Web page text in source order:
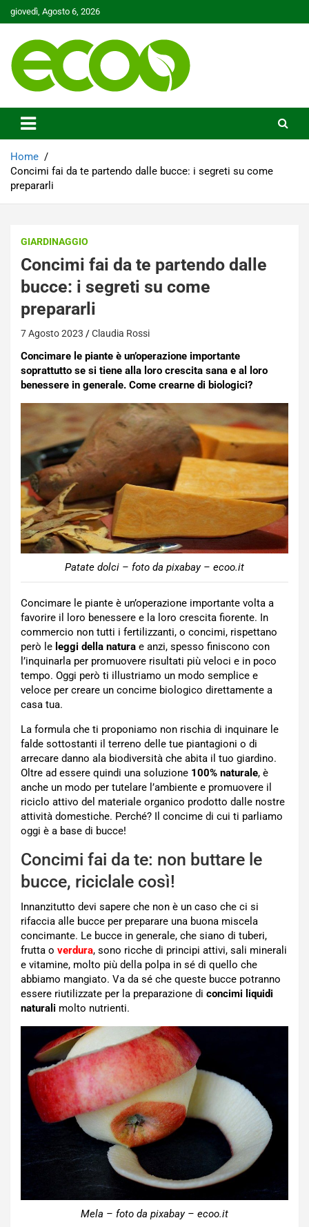
Skip
to
giovedì, Agosto 6, 2026
Ecoo.it
Home
Concimi fai da te partendo dalle bucce: i segreti su come
prepararli
GIARDINAGGIO
Concimi fai da te partendo dalle
bucce: i segreti su come
prepararli
7 Agosto 2023 Claudia Rossi
Concimare le piante è un’operazione importante
soprattutto se si tiene alla loro crescita sana e al loro
benessere in generale. Come crearne di biologici?
Patate dolci – foto da pixabay – ecoo.it
Concimare le piante è un’operazione importante volta a
favorire il loro benessere e la loro crescita fiorente. In
commercio non tutti i fertilizzanti, o concimi, rispettano
però le leggi della natura e anzi, spesso finiscono con
l’inquinarla per promuovere risultati più veloci e in poco
tempo. Oggi però ti illustriamo un modo semplice e
veloce per creare un concime biologico direttamente a
casa tua.
La formula che ti proponiamo non rischia di inquinare le
falde sottostanti il terreno delle tue piantagioni o di
arrecare danno ala biodiversità che abita il tuo giardino.
Oltre ad essere quindi una soluzione 100% naturale, è
anche un modo per tutelare l’ambiente e promuovere il
riciclo attivo del materiale organico prodotto dalle nostre
attività domestiche. Perché? Il concime di cui ti parliamo
oggi è a base di bucce!
Concimi fai da te: non buttare le
bucce, riciclale così!
Innanzitutto devi sapere che non è un caso che ci si
rifaccia alle bucce per preparare una buona miscela
concimante. Le bucce in generale, che siano di tuberi,
frutta o verdura, sono ricche di principi attivi, sali minerali
e vitamine, molto più della polpa in sé di quello che
abbiamo mangiato. Va da sé che queste bucce potranno
essere riutilizzate per la preparazione di concimi liquidi
naturali molto nutrienti.
Mela – foto da pixabay – ecoo.it